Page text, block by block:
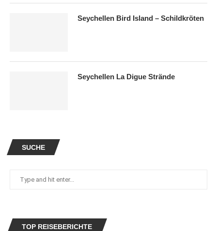
SUCHE
TOP REISEBERICHTE
Seychellen Bird Island – Schildkröten
Seychellen La Digue Strände